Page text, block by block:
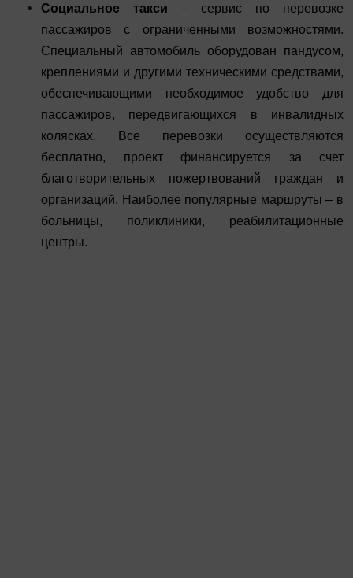
Социальное такси – сервис по перевозке
пассажиров с ограниченными возможностями.
Специальный автомобиль оборудован пандусом,
креплениями и другими техническими средствами,
обеспечивающими необходимое удобство для
пассажиров, передвигающихся в инвалидных
колясках. Все перевозки осуществляются
бесплатно, проект финансируется за счет
благотворительных пожертвований граждан и
организаций. Наиболее популярные маршруты – в
больницы, поликлиники, реабилитационные
центры.